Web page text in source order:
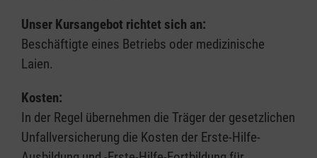
Unser Kursangebot richtet sich an:
Beschäftigte eines Betriebs oder medizinische
Laien.
Kosten:
In der Regel übernehmen die Träger der gesetzlichen
Unfallversicherung die Kosten der Erste-Hilfe-